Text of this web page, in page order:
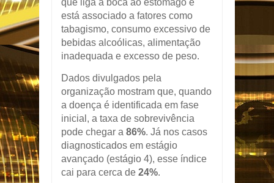
que liga a boca ao estômago e
está associado a fatores como
tabagismo, consumo excessivo de
bebidas alcoólicas, alimentação
inadequada e excesso de peso.
Dados divulgados pela
organização mostram que, quando
a doença é identificada em fase
inicial, a taxa de sobrevivência
pode chegar a 86%. Já nos casos
diagnosticados em estágio
avançado (estágio 4), esse índice
cai para cerca de 24%.